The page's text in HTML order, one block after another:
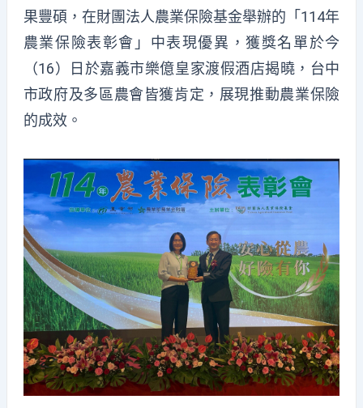
果豐碩，在財團法人農業保險基金舉辦的「114年
農業保險表彰會」中表現優異，獲獎名單於今
（16）日於嘉義市樂億皇家渡假酒店揭曉，台中
市政府及多區農會皆獲肯定，展現推動農業保險
的成效。